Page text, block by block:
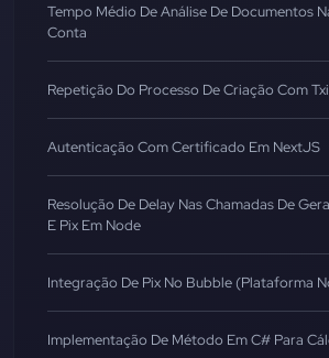
Tempo Médio De Análise De Documentos
Conta
Repetição Do Processo De Criação Com
Autenticação Com Certificado Em NextJS
Resolução De Delay Nas Chamadas De
E Pix Em Node
Integração De Pix No Bubble (Plataforma
Implementação De Método Em C# Para